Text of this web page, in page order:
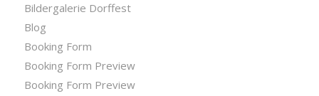
Bildergalerie Dorffest
Blog
Booking Form
Booking Form Preview
Booking Form Preview